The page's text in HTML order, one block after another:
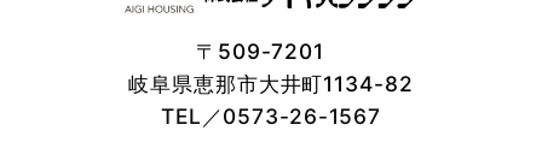
〒509-7201
岐阜県恵那市大井町1134-82
TEL／0573-26-1567